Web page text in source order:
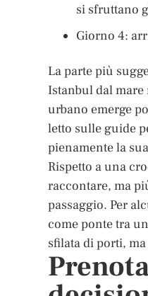
si sfruttano
Giorno 4:
La parte più
Istanbul dal
urbano emerge
letto sulle guide
pienamente la
Rispetto a una
raccontare, ma
passaggio. Per
come ponte tra
sfilata di porti,